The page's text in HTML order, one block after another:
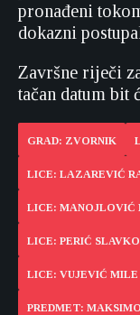
pronađeni
dokazni
Završne riječi
tačan datum bit
GRAD: ZVORNIK
LICE: LAZAREVIĆ
LICE: MANOJLOVIĆ
LICE: PERIĆ SLAVKO
LICE: VUJEVIĆ MILE
PREDMET: